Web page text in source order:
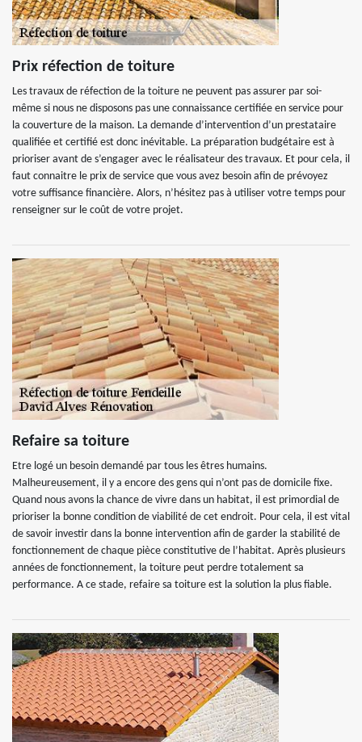
Prix réfection de toiture
Les travaux de réfection de la toiture ne peuvent pas assurer par soi-
même si nous ne disposons pas une connaissance certifiée en service pour
la couverture de la maison. La demande d’intervention d’un prestataire
qualifiée et certifié est donc inévitable. La préparation budgétaire est à
prioriser avant de s’engager avec le réalisateur des travaux. Et pour cela, il
faut connaitre le prix de service que vous avez besoin afin de prévoyez
votre suffisance financière. Alors, n’hésitez pas à utiliser votre temps pour
renseigner sur le coût de votre projet.
Refaire sa toiture
Etre logé un besoin demandé par tous les êtres humains.
Malheureusement, il y a encore des gens qui n’ont pas de domicile fixe.
Quand nous avons la chance de vivre dans un habitat, il est primordial de
prioriser la bonne condition de viabilité de cet endroit. Pour cela, il est vital
de savoir investir dans la bonne intervention afin de garder la stabilité de
fonctionnement de chaque pièce constitutive de l’habitat. Après plusieurs
années de fonctionnement, la toiture peut perdre totalement sa
performance. A ce stade, refaire sa toiture est la solution la plus fiable.